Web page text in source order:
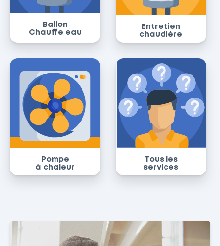
Ballon
Chauffe eau
Entretien
chaudière
Pompe
à chaleur
Tous les
services